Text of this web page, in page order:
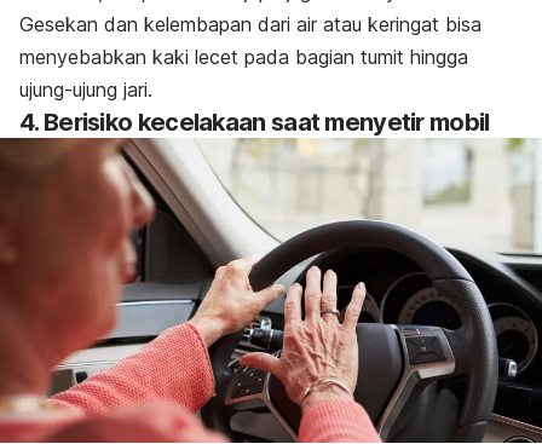
Gesekan dan kelembapan dari air atau keringat bisa
menyebabkan kaki lecet pada bagian tumit hingga
ujung-ujung jari.
4. Berisiko kecelakaan saat menyetir mobil